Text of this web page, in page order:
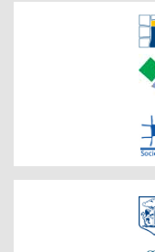
Fondazione